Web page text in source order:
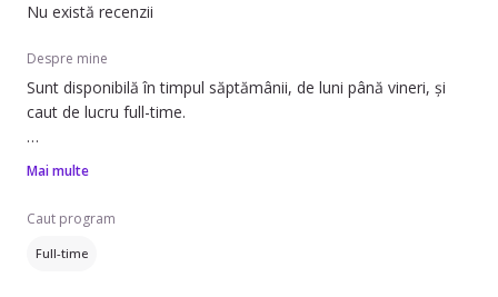
Nu există recenzii
Despre mine
Sunt disponibilă în timpul săptămânii, de luni până vineri, și
caut de lucru full-time.
Pot să ofer ajutor cu curățenia generală. Am experiență în
comerciale sau de birouri. Îmi place să mențin un mediu curat
și ordonat, iar atenția la detalii este importantă pentru mine.
Mai multe
Caut program
Full-time